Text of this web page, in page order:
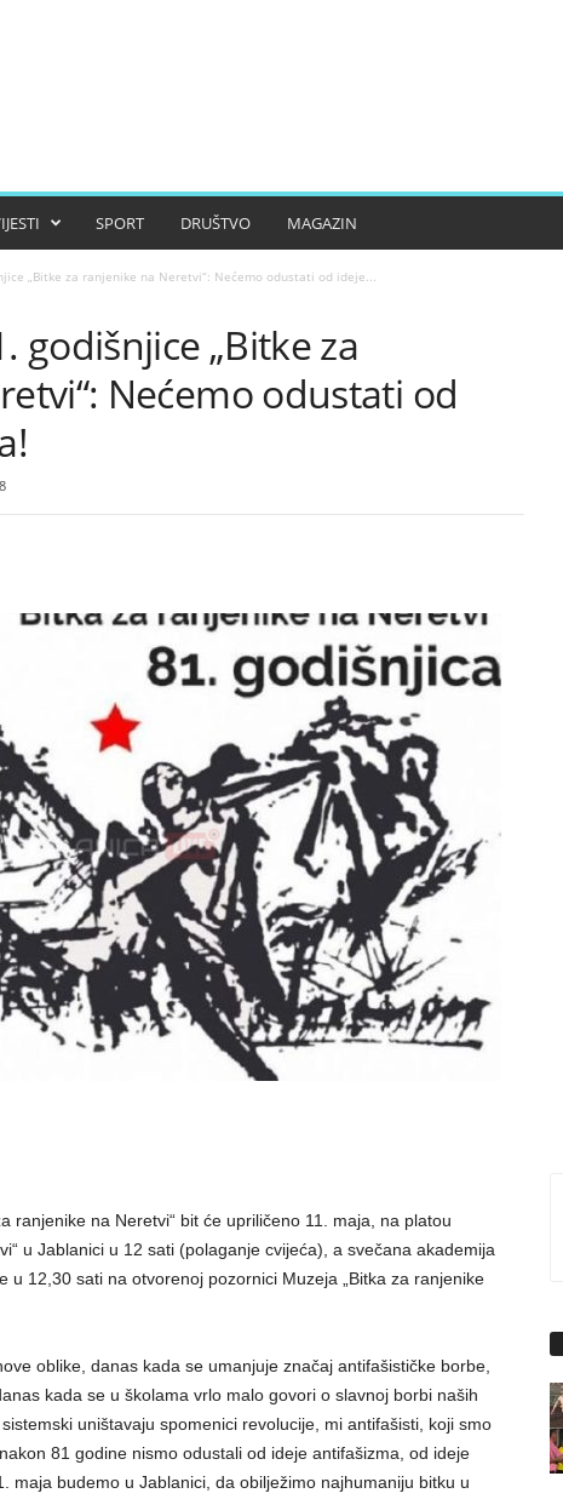
SPORT DRUŠTVO MAGAZIN
„Bitke za ranjenike na Neretvi“: Nećemo odustati od ideje...
godišnjice „Bitke za
Nećemo odustati od
ranjenike na Neretvi“ bit će upriličeno 11. maja, na platou
u Jablanici u 12 sati (polaganje cvijeća), a svečana akademija
u 12,30 sati na otvorenoj pozornici Muzeja „Bitka za ranjenike
oblike, danas kada se umanjuje značaj antifašističke borbe,
kada se u školama vrlo malo govori o slavnoj borbi naših
uništavaju spomenici revolucije, mi antifašisti, koji smo
81 godine nismo odustali od ideje antifašizma, od ideje
maja budemo u Jablanici, da obilježimo najhumaniju bitku u